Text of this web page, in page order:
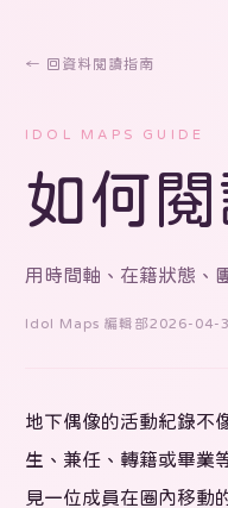
← 回資料閱讀指南
IDOL MAPS GUIDE
如何
用時間軸、在籍狀態、
Idol Maps 編輯部2026-04-
地下偶像的活動紀錄不
生、兼任、轉籍或畢業
見一位成員在圈內移動